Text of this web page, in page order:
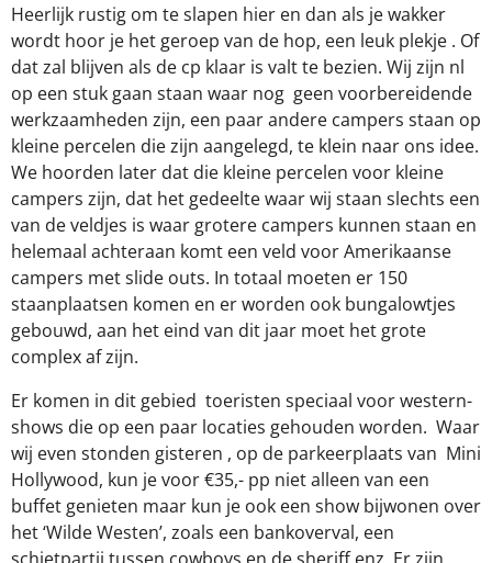
Heerlijk rustig om te slapen hier en dan als je wakker
wordt hoor je het geroep van de hop, een leuk plekje . Of
dat zal blijven als de cp klaar is valt te bezien. Wij zijn nl
op een stuk gaan staan waar nog geen voorbereidende
werkzaamheden zijn, een paar andere campers staan op
kleine percelen die zijn aangelegd, te klein naar ons idee.
We hoorden later dat die kleine percelen voor kleine
campers zijn, dat het gedeelte waar wij staan slechts een
van de veldjes is waar grotere campers kunnen staan en
helemaal achteraan komt een veld voor Amerikaanse
campers met slide outs. In totaal moeten er 150
staanplaatsen komen en er worden ook bungalowtjes
gebouwd, aan het eind van dit jaar moet het grote
complex af zijn.
Er komen in dit gebied toeristen speciaal voor western-
shows die op een paar locaties gehouden worden. Waar
wij even stonden gisteren , op de parkeerplaats van Mini
Hollywood, kun je voor €35,- pp niet alleen van een
buffet genieten maar kun je ook een show bijwonen over
het ‘Wilde Westen’, zoals een bankoverval, een